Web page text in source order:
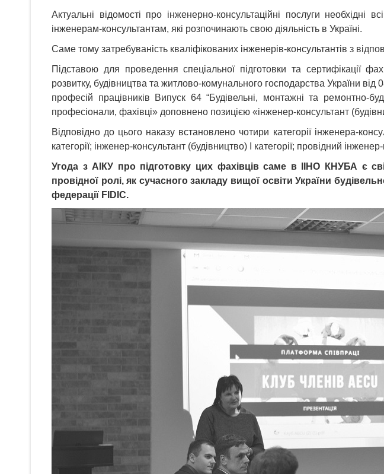
Актуальні відомості про інженерно-консультаційні послуги
інженерам-консультантам, які розпочинають свою діяльність в Україні.
Саме тому затребуваність кваліфікованих інженерів-консультантів з
Підставою для проведення спеціальної підготовки та сертифікації
розвитку, будівництва та житлово-комунального господарства України від
професій працівників Випуск 64 “Будівельні, монтажні та ремонтно-
професіонали, фахівці» доповнено позицією «інженер-консультант
Відповідно до цього наказу встановлено чотири категорії інженера-
категорії; інженер-консультант (будівництво) І категорії; провідний
Угода з АІКУ про підготовку цих фахівців саме в ІІНО КНУБА є
провідної ролі, як сучасного закладу вищої освіти України
федерації FIDIC.